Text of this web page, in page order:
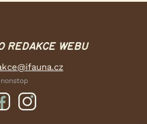
REDAKCE WEBU
nonstop